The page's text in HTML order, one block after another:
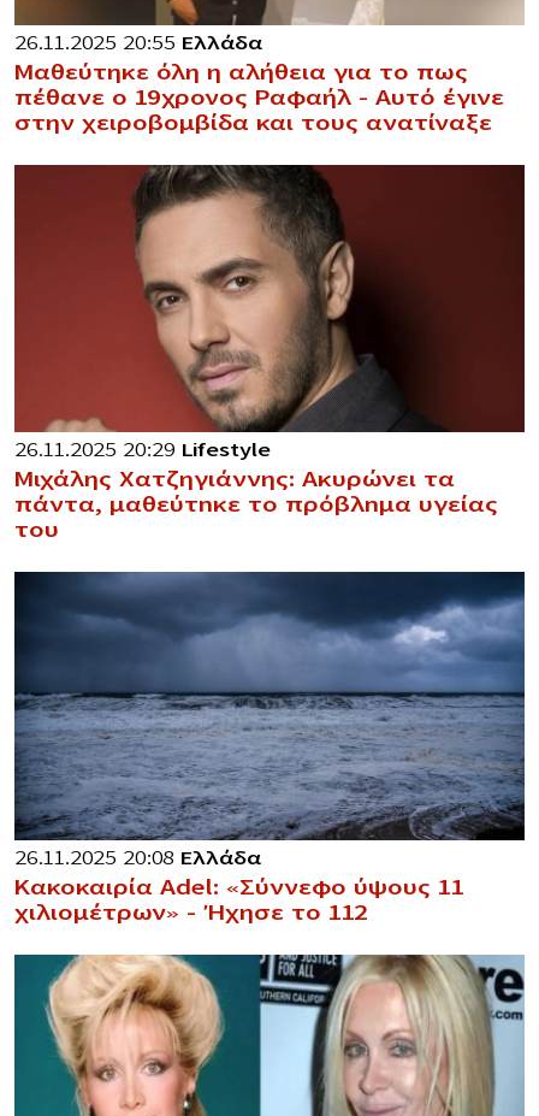
26.11.2025 20:55 Ελλάδα
Μαθεύτηκε όλη η αλήθεια για το πως
πέθανε ο 19χρονος Ραφαήλ – Αυτό έγινε
στην χειροβομβίδα και τους ανατίναξε
26.11.2025 20:29 Lifestyle
Μιχάλης Χατζηγιάννης: Ακυρώνει τα
πάντα, μαθεύτnκε το πρόβλnμα υγείας
του
26.11.2025 20:08 Ελλάδα
Κακοκαιρία Adel: «Σύννεφο ύψους 11
χιλιομέτρων» – Ήχησε το 112